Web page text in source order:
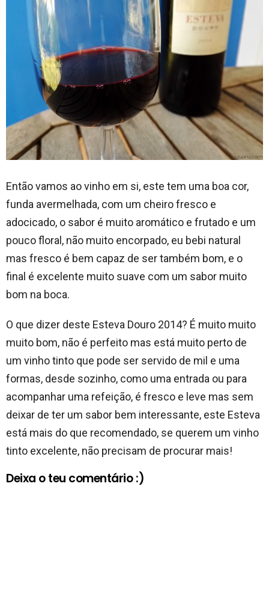
Então vamos ao vinho em si, este tem uma boa cor,
funda avermelhada, com um cheiro fresco e
adocicado, o sabor é muito aromático e frutado e um
pouco floral, não muito encorpado, eu bebi natural
mas fresco é bem capaz de ser também bom, e o
final é excelente muito suave com um sabor muito
bom na boca.
O que dizer deste Esteva Douro 2014? É muito muito
muito bom, não é perfeito mas está muito perto de
um vinho tinto que pode ser servido de mil e uma
formas, desde sozinho, como uma entrada ou para
acompanhar uma refeição, é fresco e leve mas sem
deixar de ter um sabor bem interessante, este Esteva
está mais do que recomendado, se querem um vinho
tinto excelente, não precisam de procurar mais!
Deixa o teu comentário :)